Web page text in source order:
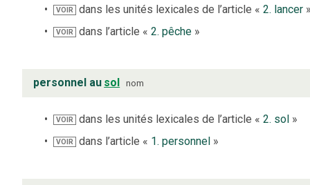
VOIR dans les unités lexicales de l’article «2. lancer
VOIR dans l’article «2. pêche »
personnel au sol nom
VOIR dans les unités lexicales de l’article «2. sol »
VOIR dans l’article « 1. personnel »